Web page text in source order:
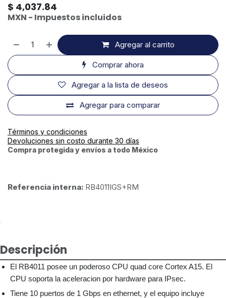
$ 4,037.84
MXN - Impuestos incluidos
Agregar al carrito
Comprar ahora
Agregar para comparar
Agregar a la lista de deseos
Términos y condiciones
Devoluciones sin costo durante 30 días
Compra protegida y envíos a todo México
Referencia interna: RB4011IGS+RM
Descripción
El RB4011 posee un poderoso CPU quad core Cortex A15. El
CPU soporta la aceleracion por hardware para IPsec.
Tiene 10 puertos de 1 Gbps en ethernet, y el equipo incluye